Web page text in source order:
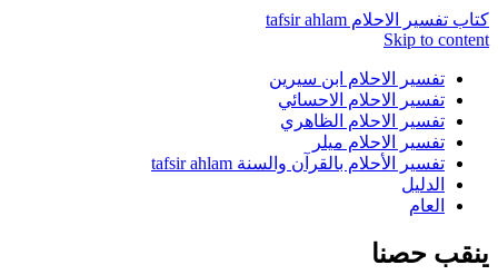
كتاب تفسير الاحلام tafsir ahlam
Skip to content
تفسير الاحلام ابن سيرين
تفسير الاحلام الاحسائي
تفسير الاحلام الظاهري
تفسير الاحلام ميلر
تفسير الأحلام بالقرآن والسنة tafsir ahlam
الدليل
العام
ينقب حصنا